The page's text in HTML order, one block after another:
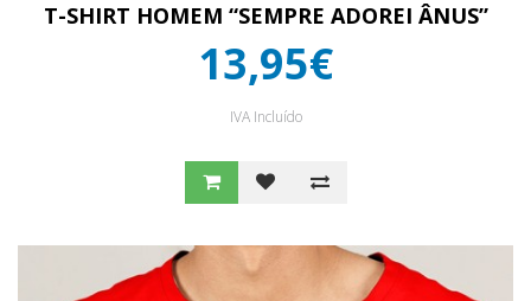
T-SHIRT HOMEM “SEMPRE ADOREI ÂNUS”
13,95€
IVA Incluído